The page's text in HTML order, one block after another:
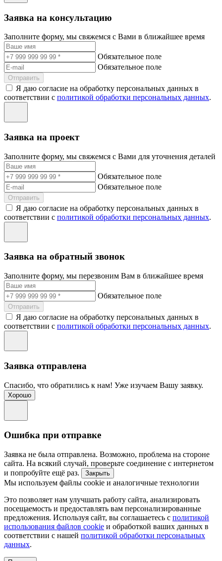
Заявка на консультацию
Заполните форму, мы свяжемся с Вами в ближайшее время
Обязательное поле
Обязательное поле
Отправить
Я даю согласие на обработку персональных данных в
соответствии с политикой обработки персональных данных.
Заявка на проект
Заполните форму, мы свяжемся с Вами для уточнения деталей
Обязательное поле
Обязательное поле
Отправить
Я даю согласие на обработку персональных данных в
соответствии с политикой обработки персональных данных.
Заявка на обратный звонок
Заполните форму, мы перезвоним Вам в ближайшее время
Обязательное поле
Отправить
Я даю согласие на обработку персональных данных в
соответствии с политикой обработки персональных данных.
Заявка отправлена
Спасибо, что обратились к нам! Уже изучаем Вашу заявку.
Хорошо
Ошибка при отправке
Заявка не была отправлена. Возможно, проблема на стороне
сайта. На всякий случай, проверьте соединение с интернетом
и попробуйте ещё раз.
Закрыть
Мы используем файлы cookie и аналогичные технологии
Это позволяет нам улучшать работу сайта, анализировать
посещаемость и предоставлять вам персонализированные
предложения. Используя сайт, вы соглашаетесь с политикой
использования файлов cookie и обработкой ваших данных в
соответствии с нашей политикой обработки персональных
данных.